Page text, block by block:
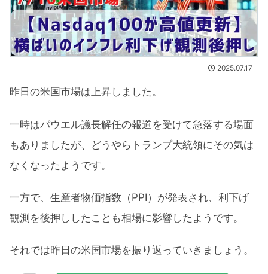
2025.07.17
昨日の米国市場は上昇しました。
一時はパウエル議長解任の報道を受けて急落する場面
もありましたが、どうやらトランプ大統領にその気は
なくなったようです。
一方で、生産者物価指数（PPI）が発表され、利下げ
観測を後押ししたことも相場に影響したようです。
それでは昨日の米国市場を振り返っていきましょう。